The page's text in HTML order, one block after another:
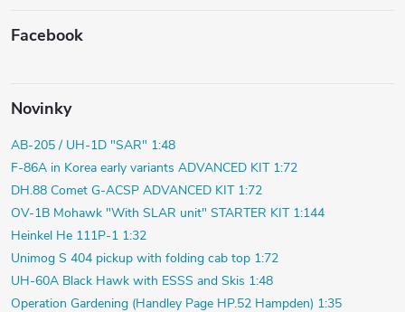
Facebook
Novinky
AB-205 / UH-1D "SAR" 1:48
F-86A in Korea early variants ADVANCED KIT 1:72
DH.88 Comet G-ACSP ADVANCED KIT 1:72
OV-1B Mohawk "With SLAR unit" STARTER KIT 1:144
Heinkel He 111P-1 1:32
Unimog S 404 pickup with folding cab top 1:72
UH-60A Black Hawk with ESSS and Skis 1:48
Operation Gardening (Handley Page HP.52 Hampden) 1:35